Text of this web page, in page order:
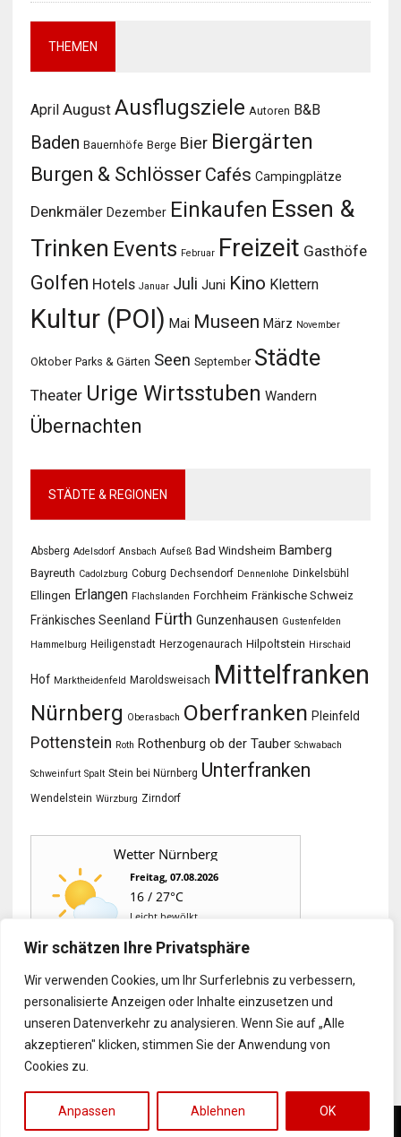
Wir schätzen Ihre Privatsphäre
Wir verwenden Cookies, um Ihr Surferlebnis zu verbessern,
personalisierte Anzeigen oder Inhalte einzusetzen und
unseren Datenverkehr zu analysieren. Wenn Sie auf „Alle
akzeptieren" klicken, stimmen Sie der Anwendung von
Cookies zu.
Anpassen Ablehnen OK
THEMEN
April August Ausflugsziele Autoren B&B
Baden Bauernhöfe Berge Bier Biergärten
Burgen & Schlösser Cafés Campingplätze
Denkmäler Dezember Einkaufen Essen &
Trinken Events Februar Freizeit Gasthöfe
Golfen Hotels Januar Juli Juni Kino Klettern
Kultur (POI) Mai Museen März November
Oktober Parks & Gärten Seen September Städte
Theater Urige Wirtsstuben Wandern
Übernachten
STÄDTE & REGIONEN
Absberg Adelsdorf Ansbach Aufseß Bad Windsheim Bamberg
Bayreuth Cadolzburg Coburg Dechsendorf Dennenlohe Dinkelsbühl
Ellingen Erlangen Flachslanden Forchheim Fränkische Schweiz
Fränkisches Seenland Fürth Gunzenhausen Gustenfelden
Hammelburg Heiligenstadt Herzogenaurach Hilpoltstein Hirschaid
Hof Marktheidenfeld Maroldsweisach Mittelfranken
Nürnberg Oberasbach Oberfranken Pleinfeld
Pottenstein Roth Rothenburg ob der Tauber Schwabach
Schweinfurt Spalt Stein bei Nürnberg Unterfranken
Wendelstein Würzburg Zirndorf
Wetter Nürnberg
Freitag, 07.08.2026
16 / 27°C
Leicht bewölkt
Sa, 08.08.
15 / 29°C
Sonnig
So, 09.08.
14 / 34°C
Leicht bewölkt
Mo, 10.08.
20 / 33°C
Leicht bewölkt
Aktuelles Wetter ansehen